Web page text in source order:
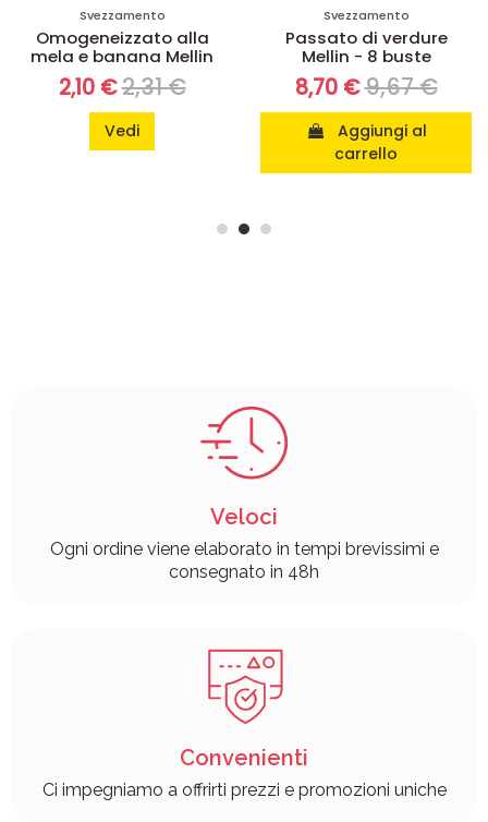
Svezzamento
alla
e banana Mellin
2,10 €2,31 €
Svezzamento
Passato di verdure
Mellin - 8 buste
8,70 €9,67 €
carrello
Veloci
Ogni ordine viene elaborato in tempi brevissimi e
consegnato in 48h
Convenienti
Ci impegniamo a offrirti prezzi e promozioni uniche